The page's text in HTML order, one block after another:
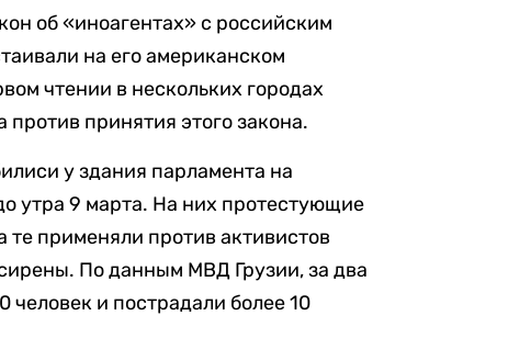
об «иноагентах» с российским
на его американском
чтении в нескольких городах
против принятия этого закона.
у здания парламента на
утра 9 марта. На них протестующие
те применяли против активистов
По данным МВД Грузии, за два
и пострадали более 10